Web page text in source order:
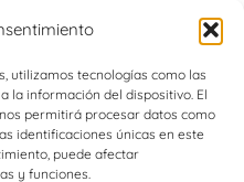
utilizamos tecnologías como las
la información del dispositivo. El
permitirá procesar datos como
identificaciones únicas en este
puede afectar
y funciones.